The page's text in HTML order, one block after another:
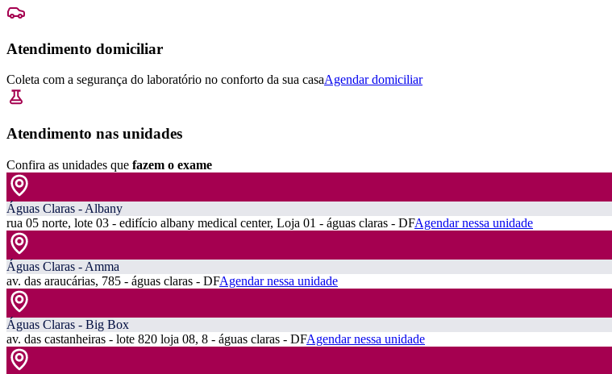
Atendimento domiciliar
Coleta com a segurança do laboratório no conforto da sua casaAgendar domiciliar
Atendimento nas unidades
Confira as unidades que fazem o exame
Águas Claras - Albany
rua 05 norte, lote 03 - edifício albany medical center, Loja 01 - águas claras - DFAgendar nessa unidade
Águas Claras - Amma
av. das araucárias, 785 - águas claras - DFAgendar nessa unidade
Águas Claras - Big Box
av. das castanheiras - lote 820 loja 08, 8 - águas claras - DFAgendar nessa unidade